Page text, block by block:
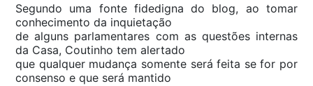
Segundo uma fonte fidedigna do blog, ao tomar
conhecimento da inquietação
de alguns parlamentares com as questões internas
da Casa, Coutinho tem alertado
que qualquer mudança somente será feita se for por
consenso e que será mantido